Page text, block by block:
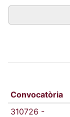
Convocatòria
310726 -